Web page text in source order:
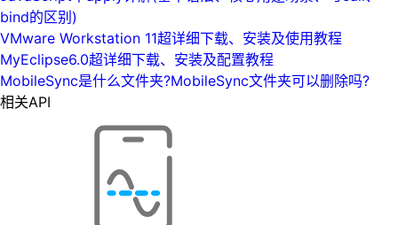
bind的区别)
VMware Workstation 11超详细下载、安装及使用教程
MyEclipse6.0超详细下载、安装及配置教程
MobileSync是什么文件夹?MobileSync文件夹可以删除吗?
相关API